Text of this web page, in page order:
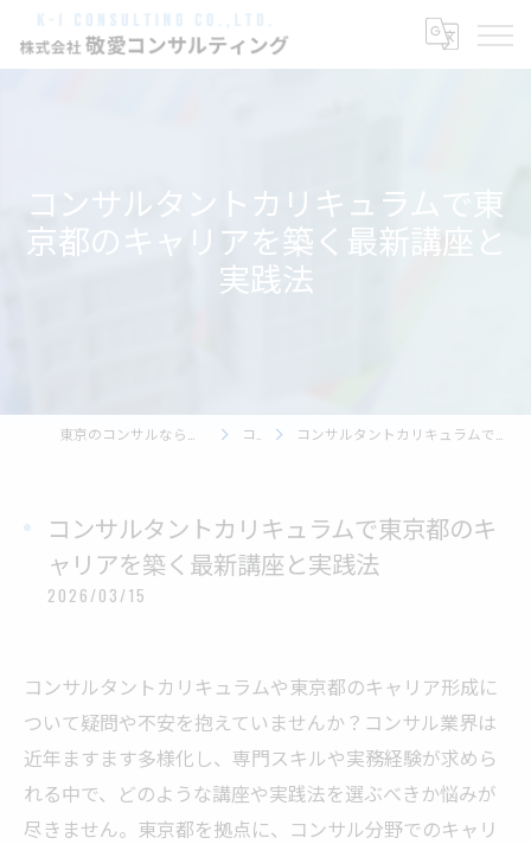
コンサルタントカリキュラムで東
京都のキャリアを築く最新講座と
実践法
コラム コンサルタントカリキュラムで東京都のキャリアを築く最新講座と実践法
コンサルタントカリキュラムで東京都のキ
ャリアを築く最新講座と実践法
2026/03/15
コンサルタントカリキュラムや東京都のキャリア形成に
ついて疑問や不安を抱えていませんか？コンサル業界は
近年ますます多様化し、専門スキルや実務経験が求めら
れる中で、どのような講座や実践法を選ぶべきか悩みが
尽きません。東京都を拠点に、コンサル分野でのキャリ